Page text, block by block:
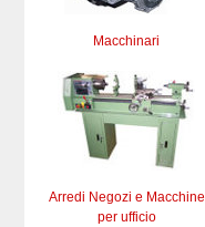
Macchinari
Arredi Negozi e Macchine
per ufficio